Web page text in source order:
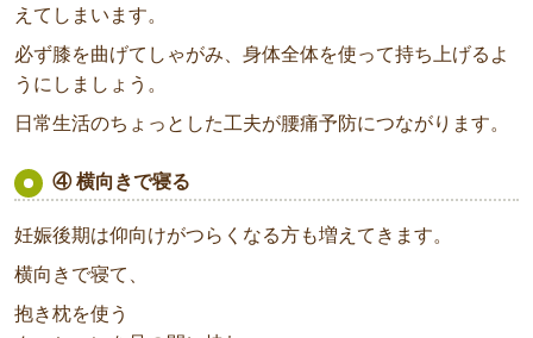
えてしまいます。
必ず膝を曲げてしゃがみ、身体全体を使って持ち上げるよ
うにしましょう。
日常生活のちょっとした工夫が腰痛予防につながります。
④ 横向きで寝る
妊娠後期は仰向けがつらくなる方も増えてきます。
横向きで寝て、
抱き枕を使う